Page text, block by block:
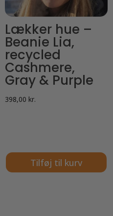
Lækker hue –
Beanie Lia,
recycled
Cashmere,
Gray & Purple
398,00 kr.
Tilføj til kurv